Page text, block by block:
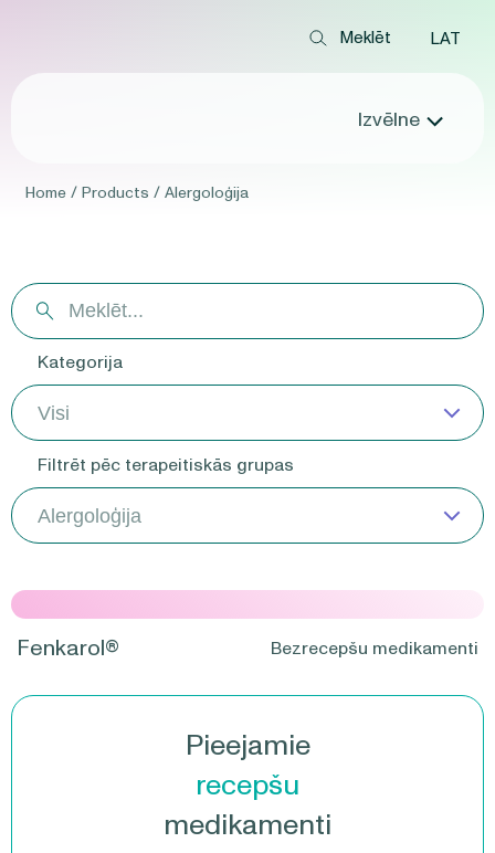
LAT
Izvēlne
Home / Products / Alergoloģija
Kategorija
Filtrēt pēc terapeitiskās grupas
Fenkarol® Bezrecepšu medikamenti
Pieejamie
recepšu
medikamenti